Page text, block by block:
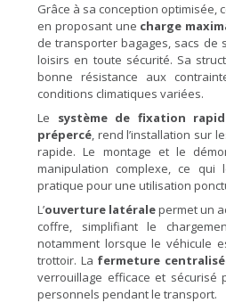
Grâce à sa conception optimisée,
en proposant une charge
de transporter bagages, sacs de
loisirs en toute sécurité. Sa
bonne résistance aux
conditions climatiques variées.
Le système de fixation
prépercé, rend l’installation sur
rapide. Le montage et le
manipulation complexe, ce qui
pratique pour une utilisation
L’ouverture latéralepermet un
coffre, simplifiant le
notamment lorsque le véhicule
trottoir. La fermeture
verrouillage efficace et sécurisé
personnels pendant le transport.